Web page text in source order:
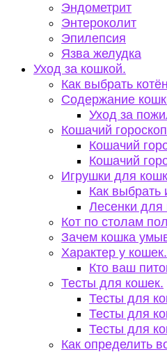
Эндометрит
Энтероколит
Эпилепсия
Язва желудка
Уход за кошкой.
Как выбрать
Содержание
Уход за
Кошачий гороскоп
Кошачий
Кошачий
Игрушки для
Как выбрать
Лесенки для
Кот по столам
Зачем кошка
Характер у кошек.
Кто ваш
Тесты для кошек.
Тесты для
Тесты для
Тесты для
Как определить